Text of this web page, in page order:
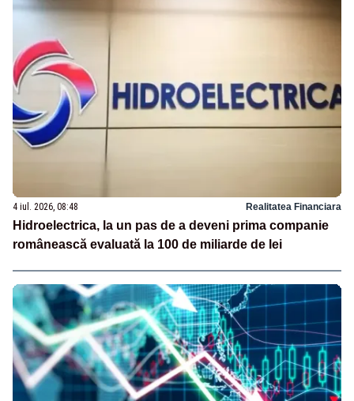
4 iul. 2026, 08:48 Realitatea Financiara
Hidroelectrica, la un pas de a deveni prima companie
românească evaluată la 100 de miliarde de lei